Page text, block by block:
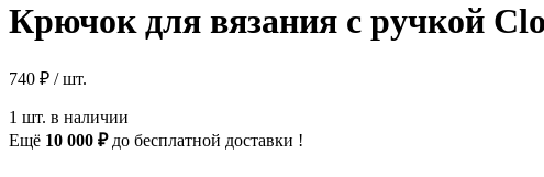
Крючок для вязания с ручкой
740 ₽ / шт.
1 шт. в наличии
Ещё 10 000 ₽до бесплатной доставки !